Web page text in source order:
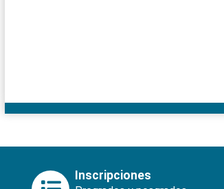
Inscripciones